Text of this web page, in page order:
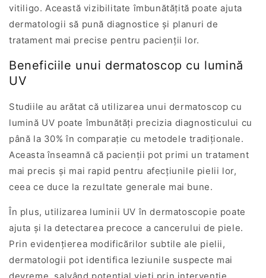
vitiligo. Această vizibilitate îmbunătățită poate ajuta
dermatologii să pună diagnostice și planuri de
tratament mai precise pentru pacienții lor.
Beneficiile unui dermatoscop cu lumină
UV
Studiile au arătat că utilizarea unui dermatoscop cu
lumină UV poate îmbunătăți precizia diagnosticului cu
până la 30% în comparație cu metodele tradiționale.
Aceasta înseamnă că pacienții pot primi un tratament
mai precis și mai rapid pentru afecțiunile pielii lor,
ceea ce duce la rezultate generale mai bune.
În plus, utilizarea luminii UV în dermatoscopie poate
ajuta și la detectarea precoce a cancerului de piele.
Prin evidențierea modificărilor subtile ale pielii,
dermatologii pot identifica leziunile suspecte mai